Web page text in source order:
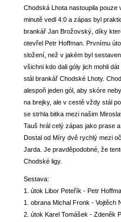
Chodská Lhota nastoupila
minutě vedl 4:0 a zápas byl
brankář Jan Brožovský, díky
otevřel Petr Hoffman. Prvnímu
složení, než v jakém byl
všichni kdo dali góly jich mohli
stál brankář Chodské Lhoty.
alespoň jeden gól, aby skóre
na brejky, ale v cestě vždy stál
se strhla bitka mezi našim
Tauš hrál celý zápas jako prase
Dostal od Míry dvě rychlý mezi
Jarda. Je pravděpodobné, že
Chodské ligy.
Sestava:
1. útok Libor Peteřík - Petr
1. obrana Michal Fronk - Vojtěch
2. útok Karel Tomášek - Zdeněk